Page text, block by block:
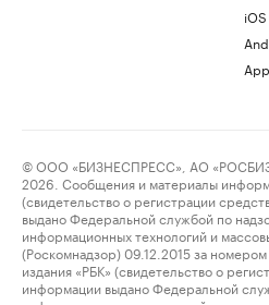
iOS
© ООО «БИЗНЕСПРЕСС», АО
2026. Сообщения и материалы
(свидетельство о регистрации
выдано Федеральной службой по
информационных технологий и
(Роскомнадзор) 09.12.2015 за
издания «РБК» (свидетельство о
информации выдано Федеральной